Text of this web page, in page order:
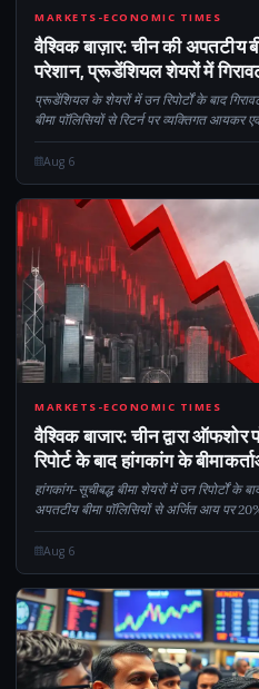
CM
MARKETS-ECONOMIC TIMES
वैश्विक बाज़ार: चीन की अपतटीय
परेशान, प्रूडेंशियल शेयरों में
प्रूडेंशियल के शेयरों में उन रिपोर्टों के बाद
बीमा पॉलिसियों से रिटर्न पर व्यक्तिगत
बी की कड़ी नियामक निगरानी पर चिंता बढ़ गई
Aug 6
CM
MARKETS-ECONOMIC TIMES
वैश्विक बाजार: चीन द्वारा
रिपोर्ट के बाद हांगकांग के
हांगकांग-सूचीबद्ध बीमा शेयरों में उन रिपोर्टों के
अपतटीय बीमा पॉलिसियों से अर्जित आय पर
है। इस कदम ने डिमा पर चिंताएं बढ़ा दी हैं...
Aug 6